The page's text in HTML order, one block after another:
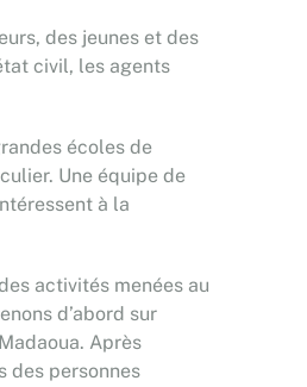
des jeunes et des
civil, les agents
écoles de
Une équipe de
à la
activités menées au
d’abord sur
Après
des personnes